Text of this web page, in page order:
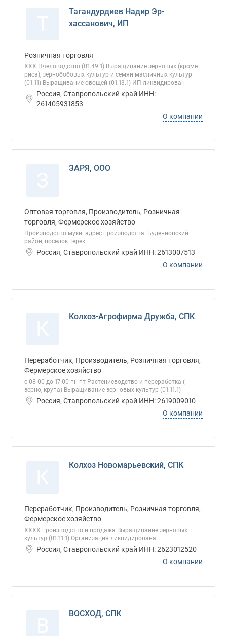
Тагандурдиев Надир Эр-
хассанович, ИП
Розничная торговля
ХХХ Пчеловодство (01.49.1) Выращивание зерновых (кроме
риса), зернобобовых культур и семян масличных культур
(01.11) Выращивание овощей (01.13.1) ИП ликвидирован
Россия, Ставропольский край ИНН:
261405931853
О компании
ЗАРЯ, ООО
Оптовая торговля, Производитель, Розничная
торговля, Фермерское хозяйство
Производство муки. адрес производства: Буденновский
район, поселок Терек
Россия, Ставропольский край ИНН: 2613007513
О компании
Колхоз-Агрофирма Дружба, СПК
Переработчик, Производитель, Розничная торговля,
Фермерское хозяйство
с 08-00 до 17-00 пн-пт Растениеводство и переработка (
зерно, крупа) Выращивание зерновых культур (01.11.1)
Россия, Ставропольский край ИНН: 2619009010
О компании
Колхоз Новомарьевский, СПК
Переработчик, Производитель, Розничная торговля,
Фермерское хозяйство
ХХХХ производство и продажа Выращивание зерновых
культур (01.11.1) Организация ликвидирована
Россия, Ставропольский край ИНН: 2623012520
О компании
ВОСХОД, СПК